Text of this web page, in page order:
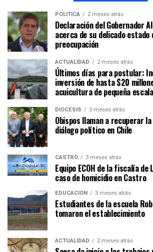
POLÍTICA 2 meses atrás
Declaración del Gobernador
acerca de su delicado estado
preocupación
ACTUALIDAD 2 meses atrás
Últimos días para postular:
inversión de hasta $20
acuicultura de pequeña
DIÓCESIS 3 meses atrás
Obispos llaman a recuperar
diálogo político en Chile
CASTRO 3 meses atrás
Equipo ECOH de la fiscalía
caso de homicidio en Castro
EDUCACIÓN 3 meses atrás
Estudiantes de la escuela
tomaron el establecimiento
ACTUALIDAD 2 meses atrás